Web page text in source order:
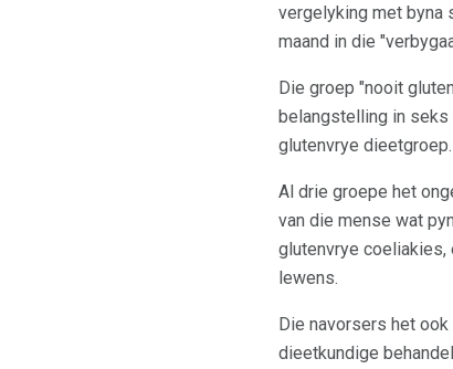
vergelyking met byna
maand in die
Die groep "nooit
belangstelling in seks
glutenvrye dieetgroep.
Al drie groepe het
van die mense wat
glutenvrye coeliakies,
lewens.
Die navorsers het
dieetkundige